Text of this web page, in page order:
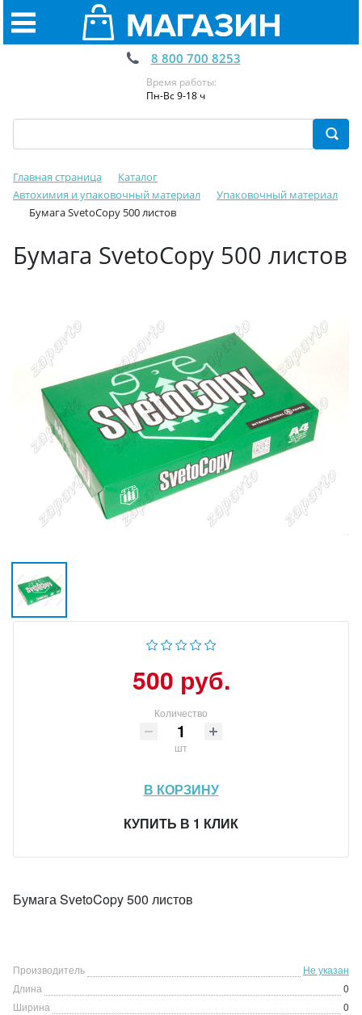
8 800 700 8253
Время работы:
Пн-Вс 9-18 ч
Главная страница
Каталог
Автохимия и упаковочный материал
Упаковочный материал
Бумага SvetoCopy 500 листов
Бумага SvetoCopy 500 листов
500 руб.
Количество
шт
В КОРЗИНУ
КУПИТЬ В 1 КЛИК
Бумага SvetoCopy 500 листов
Производитель
Не указан
Длина
0
Ширина
0